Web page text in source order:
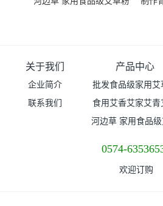
关于我们
企业简介
联系我们
产品中心
批发食品级家用艾
（超细粉）价
食用艾香艾家艾青
青艾草粉
河边草 家用食品
0574-
欢迎订购